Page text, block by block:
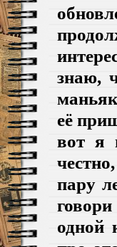
знаю,
её
вот я
пару
одной